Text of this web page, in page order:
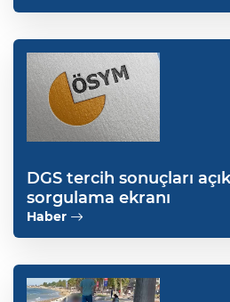
DGS tercih sonuçları
sorgulama ekranı
Haber